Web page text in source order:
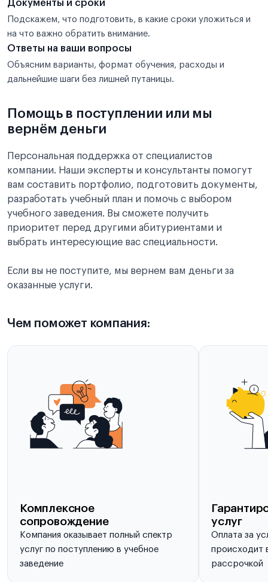
Документы и сроки
Подскажем, что подготовить, в какие сроки уложиться и
на что важно обратить внимание.
Ответы на ваши вопросы
Объясним варианты, формат обучения, расходы и
дальнейшие шаги без лишней путаницы.
Помощь в поступлении или мы
вернём деньги
Персональная поддержка от специалистов
компании. Наши эксперты и консультанты помогут
вам составить портфолио, подготовить документы,
разработать учебный план и помочь с выбором
учебного заведения. Вы сможете получить
приоритет перед другими абитуриентами и
выбрать интересующие вас специальности.
Если вы не поступите, мы вернем вам деньги за
оказанные услуги.
Чем поможет компания:
Комплексное
сопровождение
Компания оказывает полный спектр
услуг по поступлению в учебное
заведение
услуг
Оплата за
происходит
рассрочкой